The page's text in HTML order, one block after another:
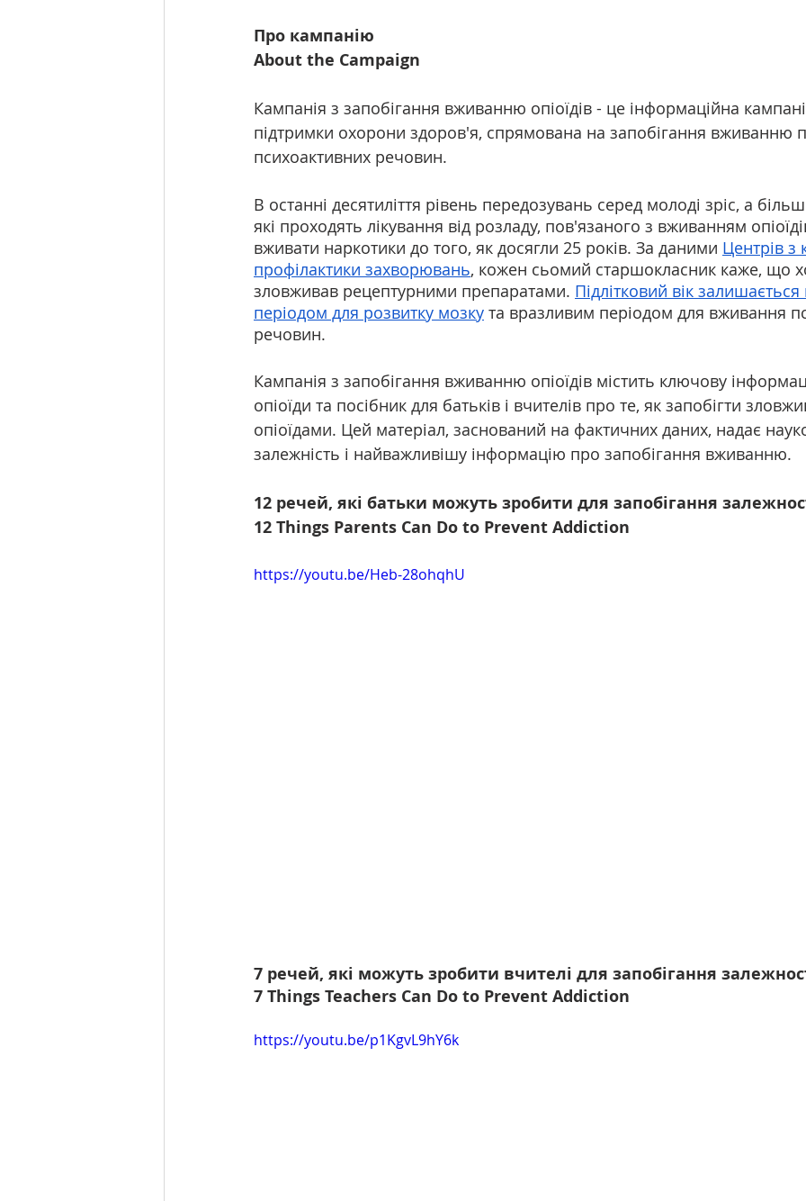
Про кампанію
About the Campaign
Кампанія з запобігання вживанню опіоїдів - це інформаційна
підтримки охорони здоров'я, спрямована на запобігання вживанню
психоактивних речовин.
В останні десятиліття рівень передозувань серед молоді зріс, а
які проходять лікування від розладу, пов'язаного з вживанням
вживати наркотики до того, як досягли 25 років. За даними Центрів
профілактики захворювань, кожен сьомий старшокласник каже, що
зловживав рецептурними препаратами. Підлітковий вік
періодом для розвитку мозку та вразливим періодом для вживання
речовин.
Кампанія з запобігання вживанню опіоїдів містить ключову
опіоїди та посібник для батьків і вчителів про те, як запобігти
опіоїдами. Цей матеріал, заснований на фактичних даних, надає
залежність і найважливішу інформацію про запобігання вживанню.
12 речей, які батьки можуть зробити для запобігання
12 Things Parents Can Do to Prevent Addiction
https://youtu.be/Heb-28ohqhU
7 речей, які можуть зробити вчителі для запобігання
7 Things Teachers Can Do to Prevent Addiction
https://youtu.be/p1KgvL9hY6k